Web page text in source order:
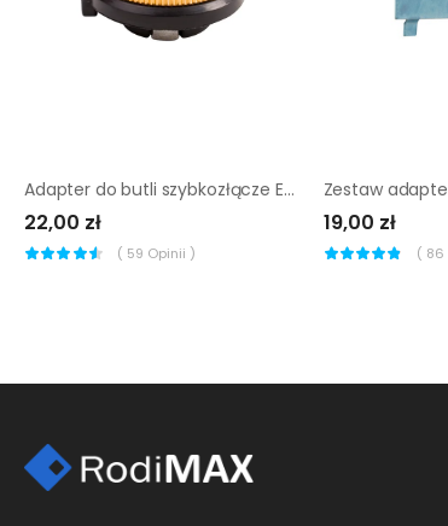
Adapter do butli szybkozłącze EN417 7/16
22,00 zł
( 59 Opinii )
19,00 zł
( 86